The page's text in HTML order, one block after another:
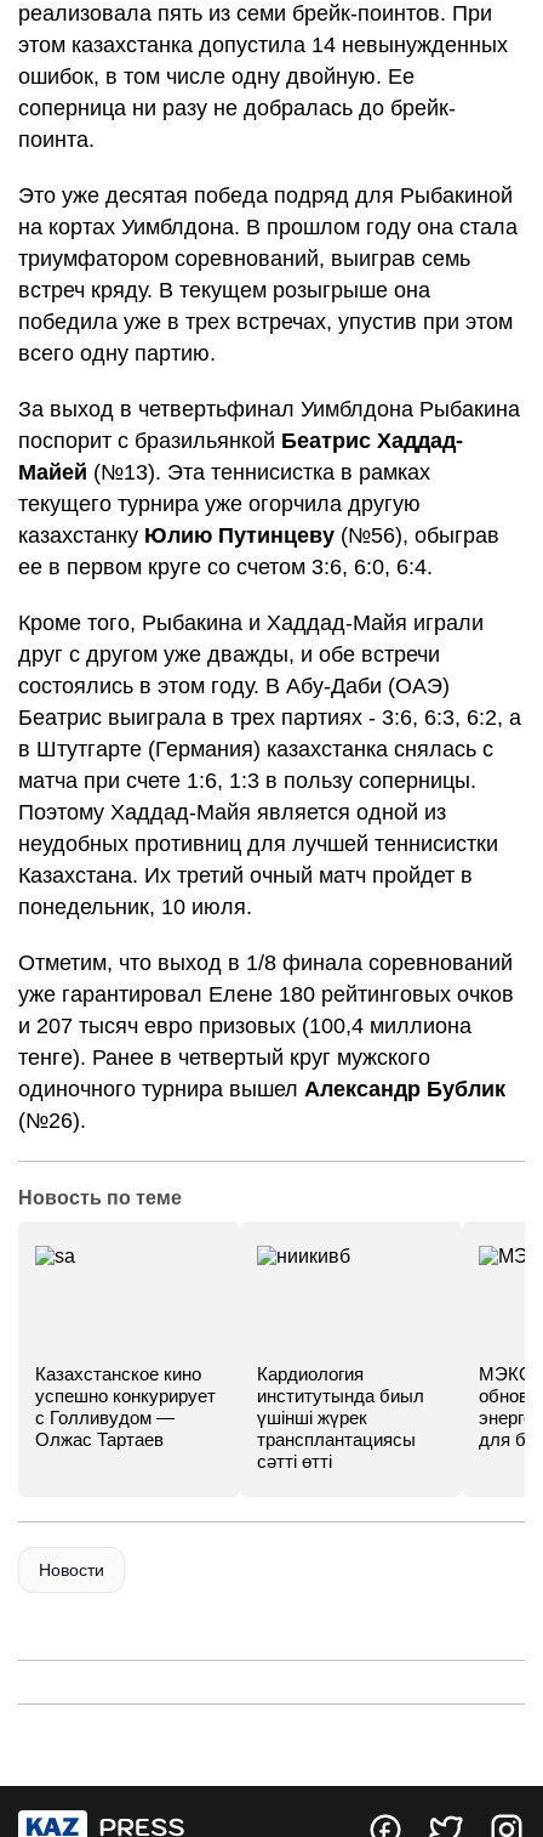
реализовала пять из семи брейк-поинтов. При
этом казахстанка допустила 14 невынужденных
ошибок, в том числе одну двойную. Ее
соперница ни разу не добралась до брейк-
поинта.
Это уже десятая победа подряд для Рыбакиной
на кортах Уимблдона. В прошлом году она стала
триумфатором соревнований, выиграв семь
встреч кряду. В текущем розыгрыше она
победила уже в трех встречах, упустив при этом
всего одну партию.
За выход в четвертьфинал Уимблдона Рыбакина
поспорит с бразильянкой Беатрис Хаддад-
Майей (№13). Эта теннисистка в рамках
текущего турнира уже огорчила другую
казахстанку Юлию Путинцеву (№56), обыграв
ее в первом круге со счетом 3:6, 6:0, 6:4.
Кроме того, Рыбакина и Хаддад-Майя играли
друг с другом уже дважды, и обе встречи
состоялись в этом году. В Абу-Даби (ОАЭ)
Беатрис выиграла в трех партиях - 3:6, 6:3, 6:2, а
в Штутгарте (Германия) казахстанка снялась с
матча при счете 1:6, 1:3 в пользу соперницы.
Поэтому Хаддад-Майя является одной из
неудобных противниц для лучшей теннисистки
Казахстана. Их третий очный матч пройдет в
понедельник, 10 июля.
Отметим, что выход в 1/8 финала соревнований
уже гарантировал Елене 180 рейтинговых очков
и 207 тысяч евро призовых (100,4 миллиона
тенге). Ранее в четвертый круг мужского
одиночного турнира вышел Александр Бублик
(№26).
Новость по теме
Казахстанское кино
успешно конкурирует
с Голливудом —
Олжас Тартаев
Кардиология
институтында биыл
үшінші жүрек
трансплантациясы
сәтті өтті
МЭКС -
для
Новости